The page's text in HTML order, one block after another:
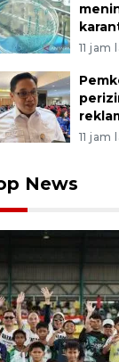
11 jam
11 jam
News